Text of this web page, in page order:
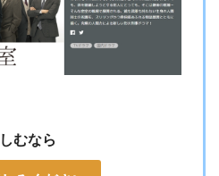
30日間無料
ック
はログイン、お持ちでない
作成
むなら